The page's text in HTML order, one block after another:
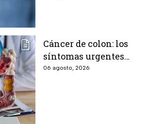
Cáncer de colon: los
síntomas urgentes
que te advierten que
06 agosto, 2026